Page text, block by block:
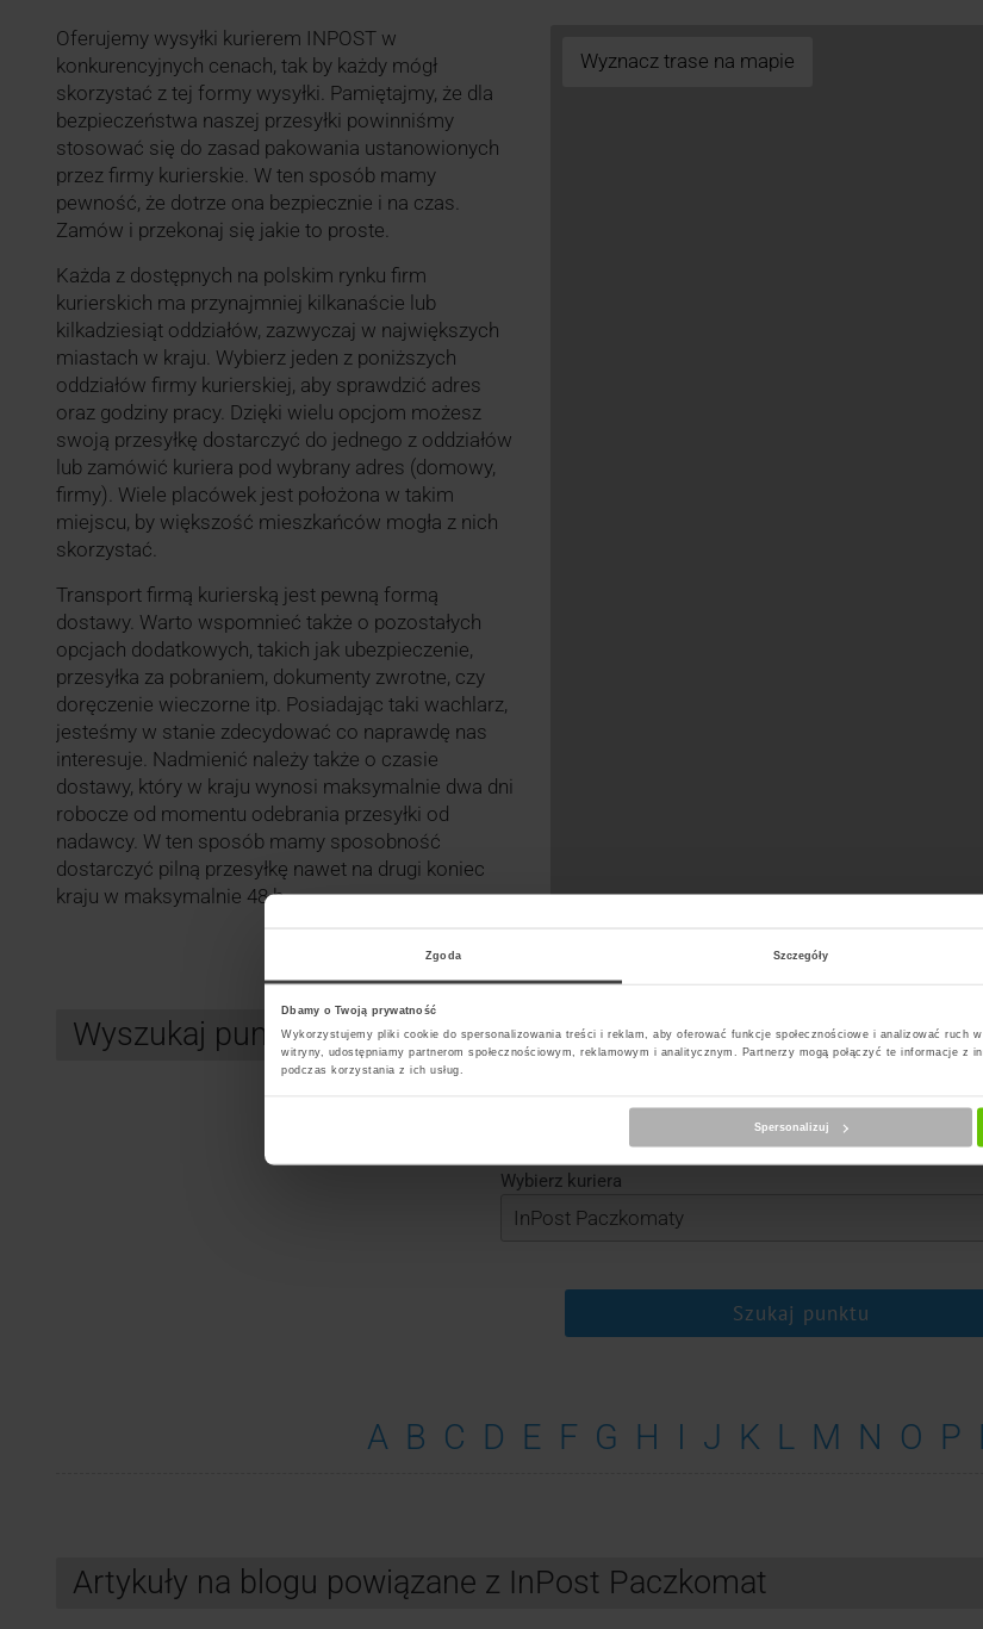
Zgoda Szczegóły
Dbamy o Twoją prywatność
Wykorzystujemy pliki cookie do spersonalizowania treści i reklam, aby oferować funkcje społecznościowe i analizować
witryny, udostępniamy partnerom społecznościowym, reklamowym i analitycznym. Partnerzy mogą połączyć te informacje z
podczas korzystania z ich usług.
Spersonalizuj
Oferujemy wysyłki kurierem INPOST w
konkurencyjnych cenach, tak by każdy mógł
skorzystać z tej formy wysyłki. Pamiętajmy, że dla
bezpieczeństwa naszej przesyłki powinniśmy
stosować się do zasad pakowania ustanowionych
przez firmy kurierskie. W ten sposób mamy
pewność, że dotrze ona bezpiecznie i na czas.
Zamów i przekonaj się jakie to proste.
Każda z dostępnych na polskim rynku firm
kurierskich ma przynajmniej kilkanaście lub
kilkadziesiąt oddziałów, zazwyczaj w największych
miastach w kraju. Wybierz jeden z poniższych
oddziałów firmy kurierskiej, aby sprawdzić adres
oraz godziny pracy. Dzięki wielu opcjom możesz
swoją przesyłkę dostarczyć do jednego z oddziałów
lub zamówić kuriera pod wybrany adres (domowy,
firmy). Wiele placówek jest położona w takim
miejscu, by większość mieszkańców mogła z nich
skorzystać.
Transport firmą kurierską jest pewną formą
dostawy. Warto wspomnieć także o pozostałych
opcjach dodatkowych, takich jak ubezpieczenie,
przesyłka za pobraniem, dokumenty zwrotne, czy
doręczenie wieczorne itp. Posiadając taki wachlarz,
jesteśmy w stanie zdecydować co naprawdę nas
interesuje. Nadmienić należy także o czasie
dostawy, który w kraju wynosi maksymalnie dwa dni
robocze od momentu odebrania przesyłki od
nadawcy. W ten sposób mamy sposobność
dostarczyć pilną przesyłkę nawet na drugi koniec
kraju w maksymalnie 48 h.
Wyznacz trase na mapie
Wyszukaj punkt kurierski InPost Paczkomat
Wybierz kuriera
Szukaj punktu
A B C D E F G H I J K L M N O P
Artykuły na blogu powiązane z InPost Paczkomat